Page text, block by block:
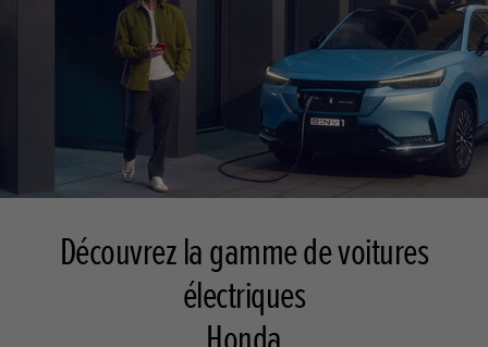
Découvrez la gamme de voitures
électriques